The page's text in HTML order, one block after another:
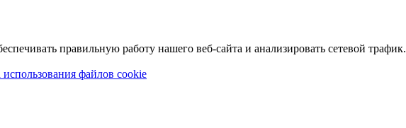
правильную работу нашего веб-сайта и анализировать сетевой трафик.
файлов cookie